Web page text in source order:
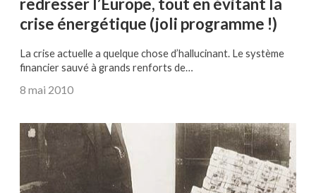
crise énergétique (joli programme !)
La crise actuelle a quelque chose d’hallucinant. Le système
financier sauvé à grands renforts de…
8 mai 2010